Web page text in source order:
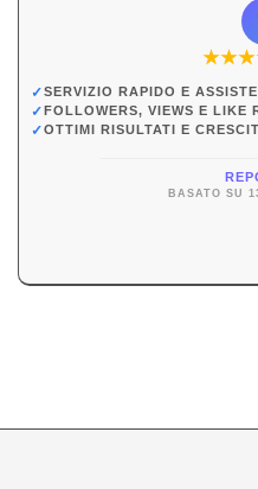
★★★
✓SERVIZIO RAPIDO E
✓FOLLOWERS, VIEWS E LIKE
✓OTTIMI RISULTATI E
BASATO SU